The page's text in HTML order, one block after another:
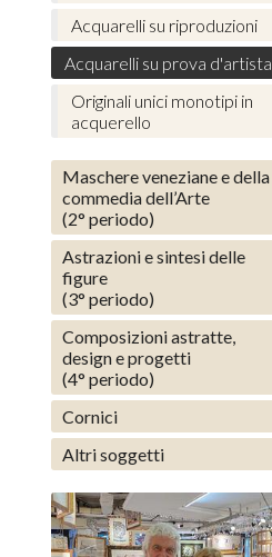
Acquarelli su riproduzioni
Acquarelli su prova d'artista
Originali unici monotipi in
acquerello
Maschere veneziane e della
commedia dell’Arte
(2° periodo)
Astrazioni e sintesi delle
figure
(3° periodo)
Composizioni astratte,
design e progetti
(4° periodo)
Cornici
Altri soggetti